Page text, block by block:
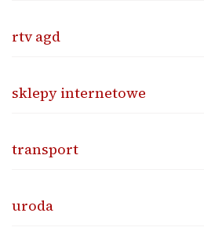
rtv agd
sklepy internetowe
transport
uroda